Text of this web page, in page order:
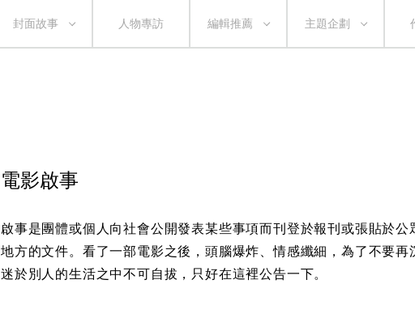
封面故事 人物專訪 編輯推薦 主題企劃
電影啟事
啟事是團體或個人向社會公開發表某些事項而刊登於報刊或張貼於公
地方的文件。看了一部電影之後，頭腦爆炸、情感纖細，為了不要再
迷於別人的生活之中不可自拔，只好在這裡公告一下。